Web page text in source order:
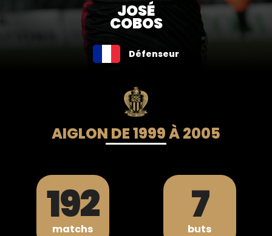
JOSÉ
COBOS
Défenseur
AIGLON DE 1999 À 2005
192
matchs 7
buts